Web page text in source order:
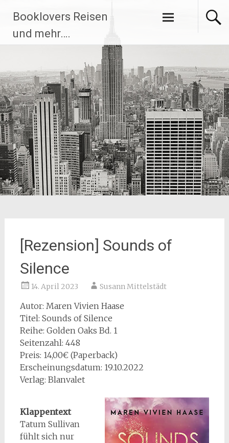
Inhalt
springen
Booklovers Reisen
und mehr….
[Rezension] Sounds of
Silence
14. April 2023 Susann Mittelstädt
Autor: Maren Vivien Haase
Titel: Sounds of Silence
Reihe: Golden Oaks Bd. 1
Seitenzahl: 448
Preis: 14,00€ (Paperback)
Erscheinungsdatum: 19.10.2022
Verlag: Blanvalet
Klappentext
Tatum Sullivan
fühlt sich nur